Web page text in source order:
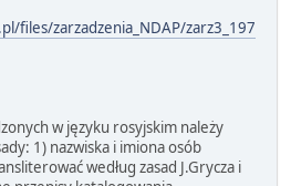
files/zarzadzenia_NDAP/zarz3_197
w języku rosyjskim należy
1) nazwiska i imiona osób
według zasad J.Grycza i